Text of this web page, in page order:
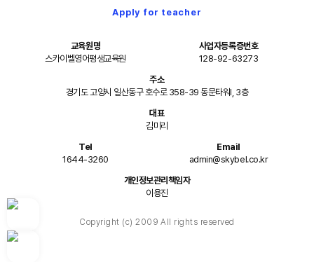
Apply for teacher
교육원명
스카이벨영어평생교육원
사업자등록증번호
128-92-63273
주소
경기도 고양시 일산동구 호수로 358-39 동문타워I, 3층
대표
김미리
Tel
1644-3260
Email
admin@skybel.co.kr
개인정보관리책임자
이용진
Copyright (c) 2009 All rights reserved